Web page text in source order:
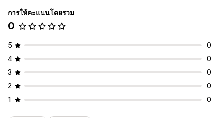
การให้คะแนนโดยรวม
0
5
0
4
0
3
0
2
0
1
0